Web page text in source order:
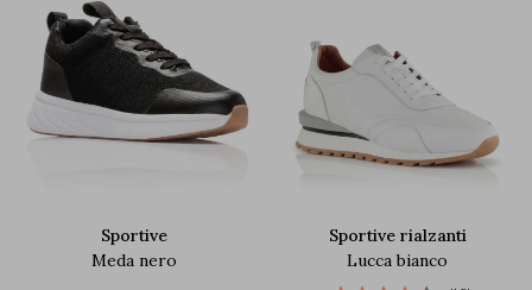
Sportive
Meda nero
Sportive rialzanti
Lucca bianco